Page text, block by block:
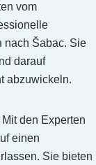
vom
nach Šabac. Sie
darauf
abzuwickeln.
Mit den Experten
einen
Sie bieten